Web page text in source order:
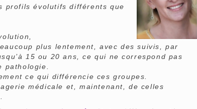
profils évolutifs différents que
plus lentement, avec des suivis, par
15 ou 20 ans, ce qui ne correspond pas
pathologie.
ce qui différencie ces groupes.
médicale et, maintenant, de celles